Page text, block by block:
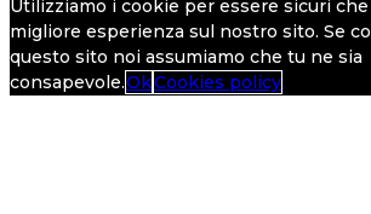
Utilizziamo i cookie per essere sicuri
migliore esperienza sul nostro sito. Se
questo sito noi assumiamo che tu ne sia
consapevole.OkCookies policy